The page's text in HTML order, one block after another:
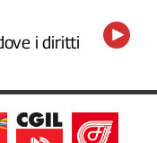
i diritti